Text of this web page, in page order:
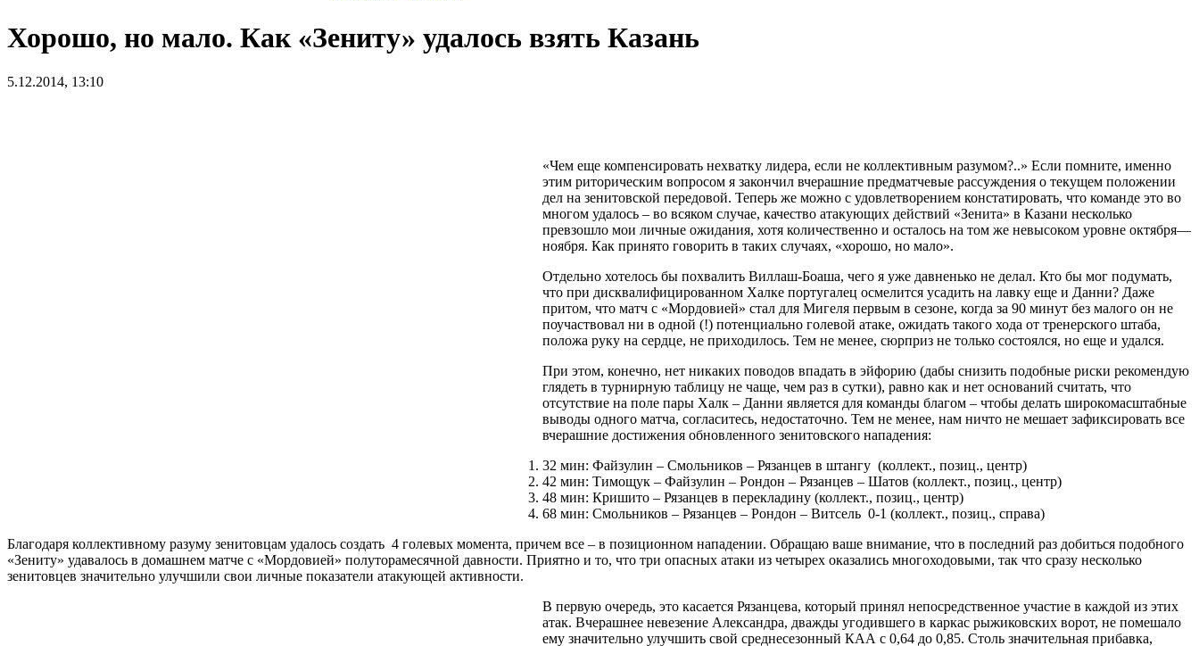
Хорошо, но мало. Как «Зениту» удалось взять Казань
5.12.2014, 13:10
«Чем еще компенсировать нехватку лидера, если не коллективным разумом?..» Если помните, именно
этим риторическим вопросом я закончил вчерашние предматчевые рассуждения о текущем положении
дел на зенитовской передовой. Теперь же можно с удовлетворением констатировать, что команде это во
многом удалось – во всяком случае, качество атакующих действий «Зенита» в Казани несколько
превзошло мои личные ожидания, хотя количественно и осталось на том же невысоком уровне октября—
ноября. Как принято говорить в таких случаях, «хорошо, но мало».
Отдельно хотелось бы похвалить Виллаш-Боаша, чего я уже давненько не делал. Кто бы мог подумать,
что при дисквалифицированном Халке португалец осмелится усадить на лавку еще и Данни? Даже
притом, что матч с «Мордовией» стал для Мигеля первым в сезоне, когда за 90 минут без малого он не
поучаствовал ни в одной (!) потенциально голевой атаке, ожидать такого хода от тренерского штаба,
положа руку на сердце, не приходилось. Тем не менее, сюрприз не только состоялся, но еще и удался.
При этом, конечно, нет никаких поводов впадать в эйфорию (дабы снизить подобные риски рекомендую
глядеть в турнирную таблицу не чаще, чем раз в сутки), равно как и нет оснований считать, что
отсутствие на поле пары Халк – Данни является для команды благом – чтобы делать широкомасштабные
выводы одного матча, согласитесь, недостаточно. Тем не менее, нам ничто не мешает зафиксировать все
вчерашние достижения обновленного зенитовского нападения:
32 мин: Файзулин – Смольников – Рязанцев в штангу (коллект., позиц., центр)
42 мин: Тимощук – Файзулин – Рондон – Рязанцев – Шатов (коллект., позиц., центр)
48 мин: Кришито – Рязанцев в перекладину (коллект., позиц., центр)
68 мин: Смольников – Рязанцев – Рондон – Витсель 0-1 (коллект., позиц., справа)
Благодаря коллективному разуму зенитовцам удалось создать 4 голевых момента, причем все – в позиционном нападении. Обращаю ваше внимание, что в последний раз добиться подобного
«Зениту» удавалось в домашнем матче с «Мордовией» полуторамесячной давности. Приятно и то, что три опасных атаки из четырех оказались многоходовыми, так что сразу несколько
зенитовцев значительно улучшили свои личные показатели атакующей активности.
В первую очередь, это касается Рязанцева, который принял непосредственное участие в каждой из этих
атак. Вчерашнее невезение Александра, дважды угодившего в каркас рыжиковских ворот, не помешало
ему значительно улучшить свой среднесезонный КАА с 0,64 до 0,85. Столь значительная прибавка,